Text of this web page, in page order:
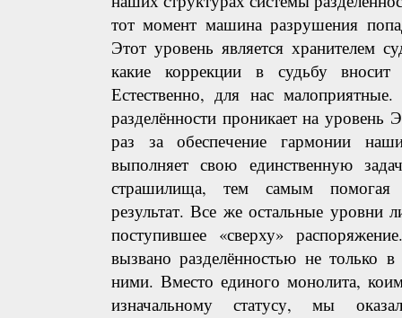
тот момент машина разрушения
Этот уровень является хранителем
какие коррекции в судьбу вносит
Естественно, для нас
разделённости проникает на
раз за обеспечение гармонии
выполняет свою единственную
страшилища, тем самым
результат. Все же остальные
поступившее «сверху»
вызвано разделённостью не только
ними. Вместо единого монолита,
изначальному статусу, мы